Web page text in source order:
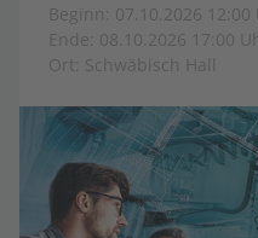
Beginn: 07.10.2026 12:00
Ende: 08.10.2026 17:00
Ort: Schwäbisch Hall